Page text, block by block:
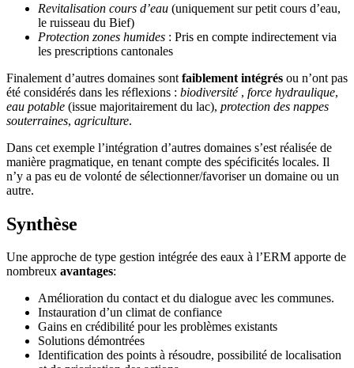
Revitalisation cours d’eau (uniquement sur petit cours d’eau,
le ruisseau du Bief)
Protection zones humides : Pris en compte indirectement via
les prescriptions cantonales
Finalement d’autres domaines sont faiblement intégrés ou n’ont pas
été considérés dans les réflexions : biodiversité , force hydraulique,
eau potable (issue majoritairement du lac), protection des nappes
souterraines, agriculture.
Dans cet exemple l’intégration d’autres domaines s’est réalisée de
manière pragmatique, en tenant compte des spécificités locales. Il
n’y a pas eu de volonté de sélectionner/favoriser un domaine ou un
autre.
Synthèse
Une approche de type gestion intégrée des eaux à l’ERM apporte de
nombreux avantages:
Amélioration du contact et du dialogue avec les communes.
Instauration d’un climat de confiance
Gains en crédibilité pour les problèmes existants
Solutions démontrées
Identification des points à résoudre, possibilité de localisation